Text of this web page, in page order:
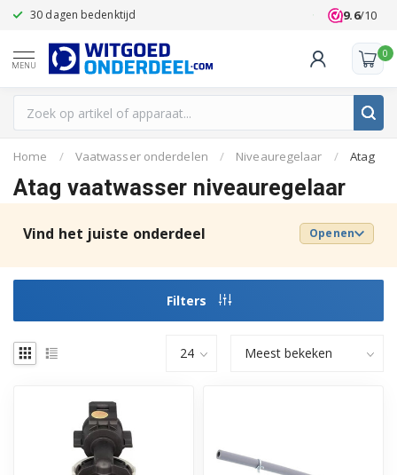
30 dagen bedenktijd Klanten
9.6/10
MENU
0
Home / Vaatwasser onderdelen / Niveauregelaar / Atag
Atag vaatwasser niveauregelaar
Vind het juiste onderdeel Openen
Filters